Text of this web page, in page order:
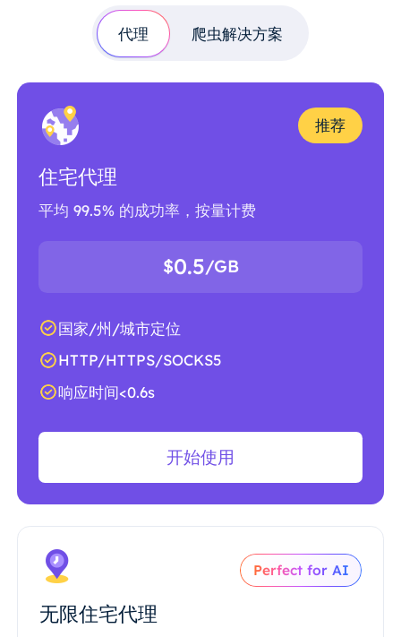
代理 爬虫解决方案
推荐
住宅代理
平均 99.5% 的成功率，按量计费
$0.5/GB
国家/州/城市定位
HTTP/HTTPS/SOCKS5
响应时间<0.6s
开始使用
Perfect for AI
无限住宅代理